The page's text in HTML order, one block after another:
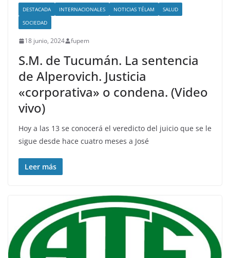
DESTACADA INTERNACIONALES NOTICIAS TÉLAM
SALUD
SOCIEDAD
18 junio, 2024 fupem
S.M. de Tucumán. La sentencia
de Alperovich. Justicia
«corporativa» o condena. (Video
vivo)
Hoy a las 13 se conocerá el veredicto del juicio que se le
sigue desde hace cuatro meses a José
Leer más